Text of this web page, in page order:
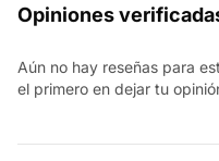
Opiniones
Aún no hay reseñas para
el primero en dejar tu